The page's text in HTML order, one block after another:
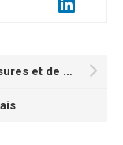
Vocabulaire lié aux types de chaussures et de bottes